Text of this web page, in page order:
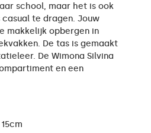
school, maar het is ook
te dragen. Jouw
makkelijk opbergen in
De tas is gemaakt
De Wimona Silvina
en een